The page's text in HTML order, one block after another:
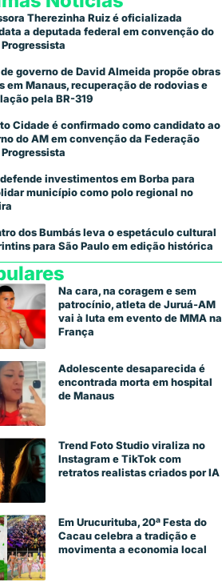
Therezinha Ruiz é oficializada
a deputada federal em convenção do
governo de David Almeida propõe obras
em Manaus, recuperação de rodovias e
pela BR-319
Cidade é confirmado como candidato ao
do AM em convenção da Federação
investimentos em Borba para
município como polo regional no
dos Bumbás leva o espetáculo cultural
para São Paulo em edição histórica
Na cara, na coragem e sem
patrocínio, atleta de Juruá-AM
vai à luta em evento de MMA na
França
Adolescente desaparecida é
encontrada morta em hospital
de Manaus
Trend Foto Studio viraliza no
Instagram e TikTok com
retratos realistas criados por IA
Em Urucurituba, 20ª Festa do
Cacau celebra a tradição e
movimenta a economia local